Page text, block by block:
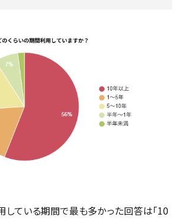
ている期間で最も多かった回答は「10